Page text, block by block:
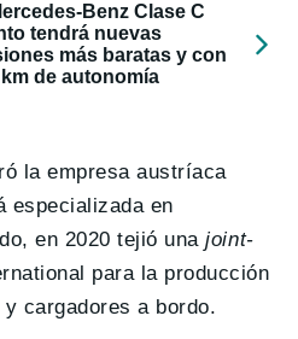
Benz Clase C
tendrá nuevas
más baratas y con
de autonomía
la empresa austríaca
especializada en
en 2020 tejió unajoint-
para la producción
cargadores a bordo.